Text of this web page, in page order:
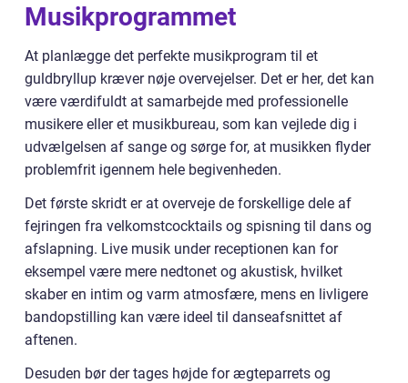
Musikprogrammet
At planlægge det perfekte musikprogram til et
guldbryllup kræver nøje overvejelser. Det er her, det kan
være værdifuldt at samarbejde med professionelle
musikere eller et musikbureau, som kan vejlede dig i
udvælgelsen af sange og sørge for, at musikken flyder
problemfrit igennem hele begivenheden.
Det første skridt er at overveje de forskellige dele af
fejringen fra velkomstcocktails og spisning til dans og
afslapning. Live musik under receptionen kan for
eksempel være mere nedtonet og akustisk, hvilket
skaber en intim og varm atmosfære, mens en livligere
bandopstilling kan være ideel til danseafsnittet af
aftenen.
Desuden bør der tages højde for ægteparrets og